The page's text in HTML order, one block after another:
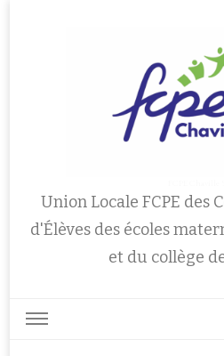
Union Locale FCPE des
d'Élèves des écoles
et du collège